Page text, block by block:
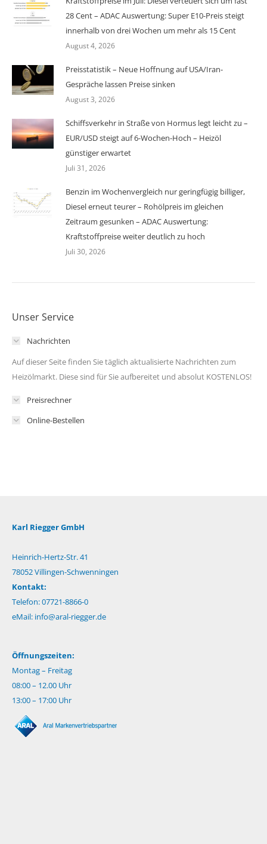
28 Cent – ADAC Auswertung: Super E10-Preis steigt
innerhalb von drei Wochen um mehr als 15 Cent
August 4, 2026
Preisstatistik – Neue Hoffnung auf USA/Iran-
Gespräche lassen Preise sinken
August 3, 2026
Schiffsverkehr in Straße von Hormus legt leicht zu –
EUR/USD steigt auf 6-Wochen-Hoch – Heizöl
günstiger erwartet
Juli 31, 2026
Benzin im Wochenvergleich nur geringfügig billiger,
Diesel erneut teurer – Rohölpreis im gleichen
Zeitraum gesunken – ADAC Auswertung:
Kraftstoffpreise weiter deutlich zu hoch
Juli 30, 2026
Unser Service
Nachrichten
Auf dieser Seite finden Sie täglich aktualisierte Nachrichten zum
Heizölmarkt. Diese sind für Sie aufbereitet und absolut KOSTENLOS!
Preisrechner
Online-Bestellen
Karl Riegger GmbH
Heinrich-Hertz-Str. 41
78052 Villingen-Schwenningen
Kontakt:
Telefon: 07721-8866-0
eMail: info@aral-riegger.de
Öffnungszeiten:
Montag – Freitag
08:00 – 12.00 Uhr
13:00 – 17:00 Uhr